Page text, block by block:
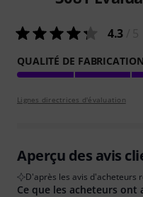
4.3
QUALITÉ DE FABRICATION
Lignes directrices d'évaluation
Aperçu des avis
D'après les avis d'acheteurs
Ce que les acheteurs ont